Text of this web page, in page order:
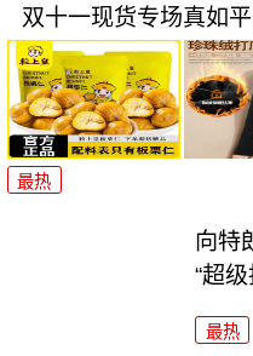
双十一现货专场真如
最热
向特
“超
最热